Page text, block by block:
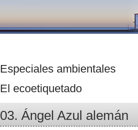
Especiales ambientales
El ecoetiquetado
03. Ángel Azul alemán